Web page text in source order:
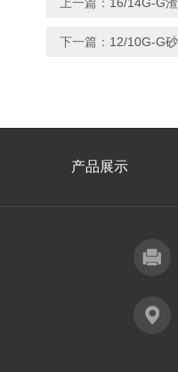
下一篇： 12/10G-G
产品展示